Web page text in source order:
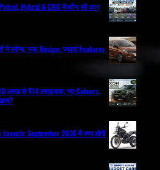
Hybrid & CNG में कौन सी कार
लॉन्च, नया Design, ज्यादा Features
लाख से ₹14 लाख तक, नए Colours,
September 2026 में क्या होगी